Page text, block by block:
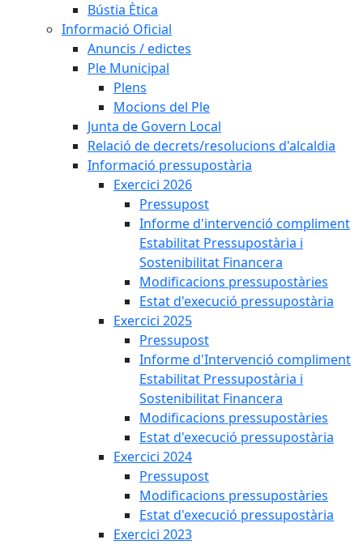
Bústia Ètica
Informació Oficial
Anuncis / edictes
Ple Municipal
Plens
Mocions del Ple
Junta de Govern Local
Relació de decrets/resolucions d'alcaldia
Informació pressupostària
Exercici 2026
Pressupost
Informe d'intervenció compliment
Estabilitat Pressupostària i
Sostenibilitat Financera
Modificacions pressupostàries
Estat d'execució pressupostària
Exercici 2025
Pressupost
Informe d'Intervenció compliment
Estabilitat Pressupostària i
Sostenibilitat Financera
Modificacions pressupostàries
Estat d'execució pressupostària
Exercici 2024
Pressupost
Modificacions pressupostàries
Estat d'execució pressupostària
Exercici 2023